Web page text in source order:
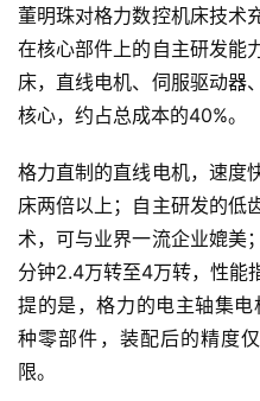
汽
车
&
出
行
行
业
资
讯
董明珠对格力数控机床技术
在核心部件上的自主研发能
床，直线电机、伺服驱动器
核心，约占总成本的40%。
格力直制的直线电机，速度
床两倍以上；自主研发的低
术，可与业界一流企业媲美
分钟2.4万转至4万转，性能
提的是，格力的电主轴集
种零部件，装配后的精度
限。